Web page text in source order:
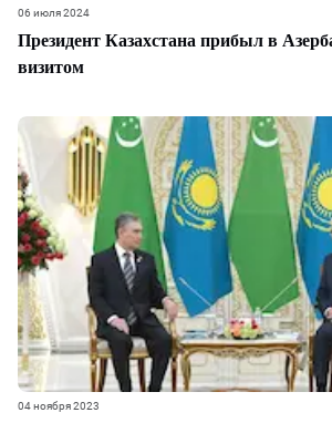
Президент Казахстана прибыл в
визитом
06 июля 2024
04 ноября 2023